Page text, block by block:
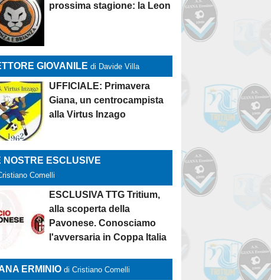
prossima stagione: la Leon
GIOVANILE di Davide Villa
UFFICIALE: Primavera
Giana, un centrocampista
alla Virtus Inzago
NOSTRE ESCLUSIVE
Comelli
ESCLUSIVA TTG Tritium,
alla scoperta della
Pavonese. Conosciamo
l'avversaria in Coppa Italia
ERMINIO di Cristiano Comelli